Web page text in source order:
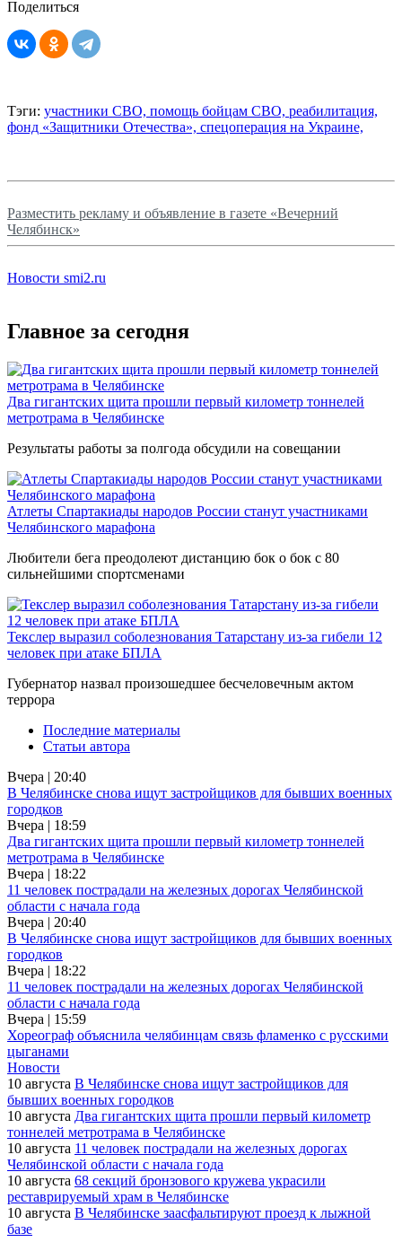
Поделиться
Тэги: участники СВО, помощь бойцам СВО, реабилитация,
фонд «Защитники Отечества», спецоперация на Украине,
Разместить рекламу и объявление в газете «Вечерний
Челябинск»
Новости smi2.ru
Главное за сегодня
Два гигантских щита прошли первый километр тоннелей
метротрама в Челябинске
Результаты работы за полгода обсудили на совещании
Атлеты Спартакиады народов России станут участниками
Челябинского марафона
Любители бега преодолеют дистанцию бок о бок с 80
сильнейшими спортсменами
Текслер выразил соболезнования Татарстану из-за гибели 12
человек при атаке БПЛА
Губернатор назвал произошедшее бесчеловечным актом
террора
Последние материалы
Статьи автора
Вчера | 20:40
В Челябинске снова ищут застройщиков для бывших военных
городков
Вчера | 18:59
Два гигантских щита прошли первый километр тоннелей
метротрама в Челябинске
Вчера | 18:22
11 человек пострадали на железных дорогах Челябинской
области с начала года
Вчера | 20:40
В Челябинске снова ищут застройщиков для бывших военных
городков
Вчера | 18:22
11 человек пострадали на железных дорогах Челябинской
области с начала года
Вчера | 15:59
Хореограф объяснила челябинцам связь фламенко с русскими
цыганами
Новости
10 августа В Челябинске снова ищут застройщиков для
бывших военных городков
10 августа Два гигантских щита прошли первый километр
тоннелей метротрама в Челябинске
10 августа 11 человек пострадали на железных дорогах
Челябинской области с начала года
10 августа 68 секций бронзового кружева украсили
реставрируемый храм в Челябинске
10 августа В Челябинске заасфальтируют проезд к лыжной
базе